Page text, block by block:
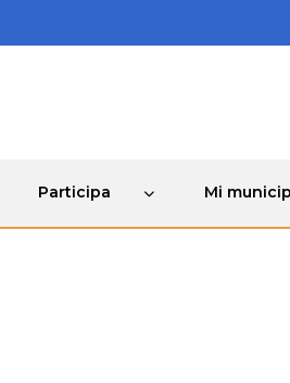
Participa Mi